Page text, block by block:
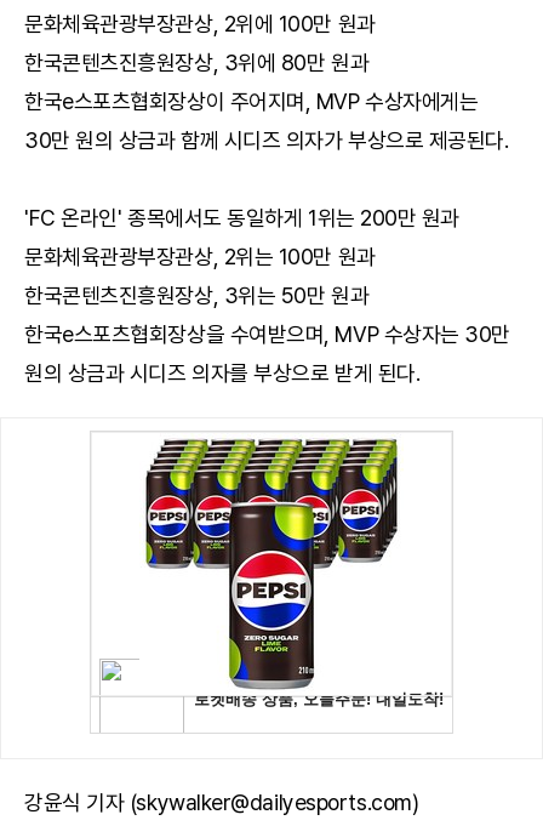
문화체육관광부장관상, 2위에 100만 원과
한국콘텐츠진흥원장상, 3위에 80만 원과
한국e스포츠협회장상이 주어지며, MVP 수상자에게는
30만 원의 상금과 함께 시디즈 의자가 부상으로 제공된다.
'FC 온라인' 종목에서도 동일하게 1위는 200만 원과
문화체육관광부장관상, 2위는 100만 원과
한국콘텐츠진흥원장상, 3위는 50만 원과
한국e스포츠협회장상을 수여받으며, MVP 수상자는 30만
원의 상금과 시디즈 의자를 부상으로 받게 된다.
강윤식 기자 (skywalker@dailyesports.com)